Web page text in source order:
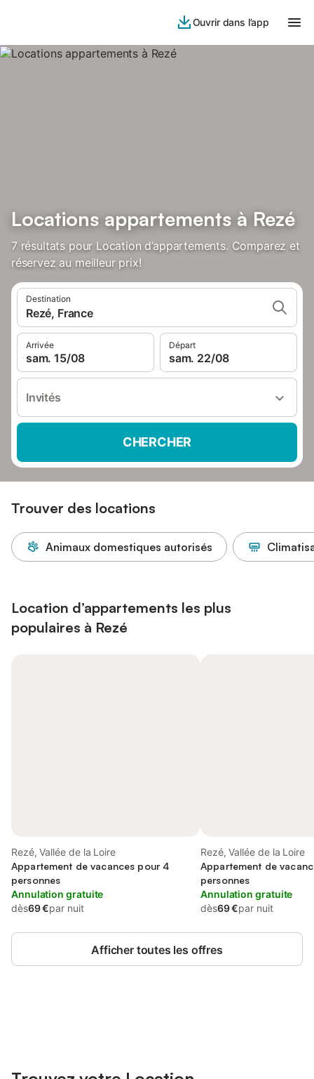
Ouvrir dans l’app
Locations appartements à Rezé
7 résultats pour Location d’appartements. Comparez et
réservez au meilleur prix!
Destination
Rezé, France
Arrivée
sam. 15/08
Départ
sam. 22/08
Invités
CHERCHER
Trouver des locations
Animaux domestiques autorisés
Location d’appartements les plus
populaires à Rezé
Rezé, Vallée de la Loire
Appartement de vacances pour 4
personnes
Annulation gratuite
dès69 €par nuit
Rezé, Vallée de la Loire
Appartement de
personnes
Annulation gratuite
dès69 €par nuit
Afficher toutes les offres